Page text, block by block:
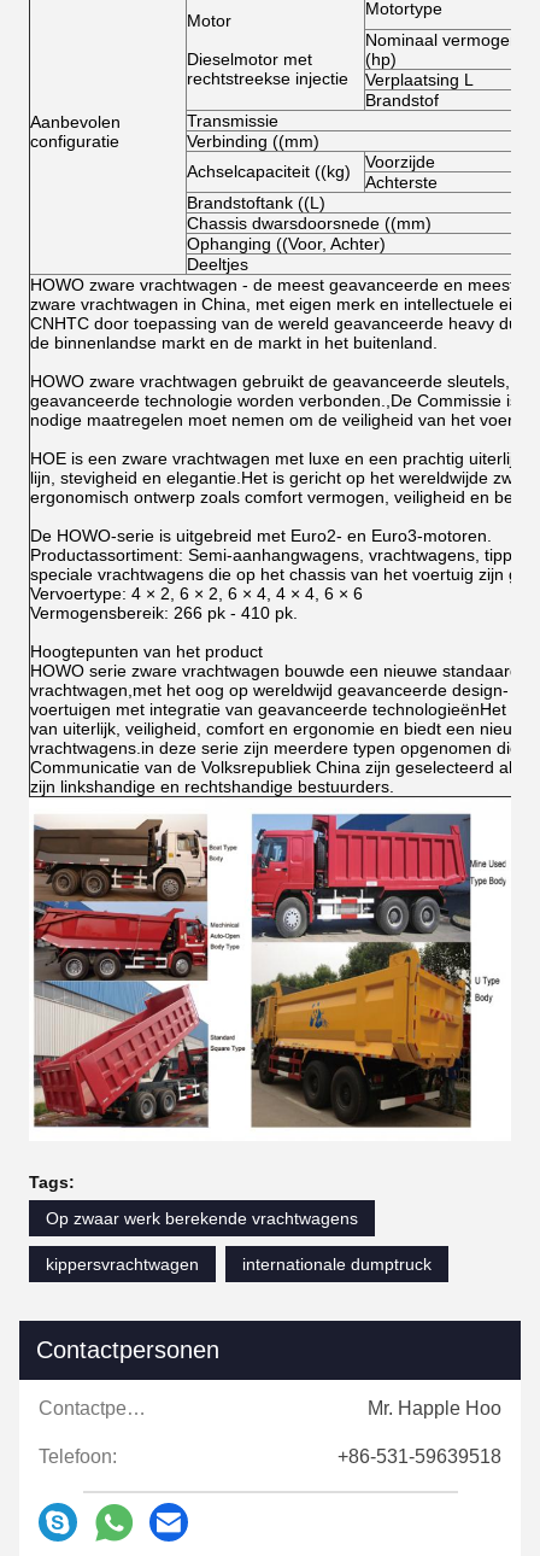
Aanbevolen
configuratie
Motor
Dieselmotor met
rechtstreekse injectie
Motortype
Nominaal vermogen
(hp)
Verplaatsing L
Brandstof
Transmissie
Verbinding ((mm)
Achselcapaciteit ((kg)
Voorzijde
Achterste
Brandstoftank ((L)
Chassis dwarsdoorsnede ((mm)
Ophanging ((Voor, Achter)
Deeltjes
HOWO zware vrachtwagen - de meest geavanceerde en meest
zware vrachtwagen in China, met eigen merk en intellectuele
CNHTC door toepassing van de wereld geavanceerde heavy
de binnenlandse markt en de markt in het buitenland.
HOWO zware vrachtwagen gebruikt de geavanceerde sleutels,
geavanceerde technologie worden verbonden.,De Commissie is
nodige maatregelen moet nemen om de veiligheid van het
HOE is een zware vrachtwagen met luxe en een prachtig uiterlijk;
lijn, stevigheid en elegantie.Het is gericht op het wereldwijde
ergonomisch ontwerp zoals comfort vermogen, veiligheid en
De HOWO-serie is uitgebreid met Euro2- en Euro3-motoren.
Productassortiment: Semi-aanhangwagens, vrachtwagens,
speciale vrachtwagens die op het chassis van het voertuig zijn
Vervoertype: 4 × 2, 6 × 2, 6 × 4, 4 × 4, 6 × 6
Vermogensbereik: 266 pk - 410 pk.
Hoogtepunten van het product
HOWO serie zware vrachtwagen bouwde een nieuwe standaard
vrachtwagen,met het oog op wereldwijd geavanceerde design-
voertuigen met integratie van geavanceerde technologieënHet is
van uiterlijk, veiligheid, comfort en ergonomie en biedt een
vrachtwagens.in deze serie zijn meerdere typen opgenomen die
Communicatie van de Volksrepubliek China zijn geselecteerd als
zijn linkshandige en rechtshandige bestuurders.
Tags:
Op zwaar werk berekende vrachtwagens
kippersvrachtwagen internationale dumptruck
Contactpersonen
Contactpersonen: Mr. Happle Hoo
Telefoon: +86-531-59639518